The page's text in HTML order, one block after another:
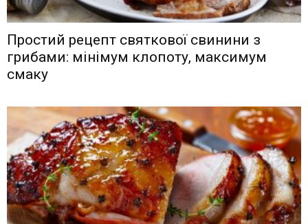
Простий рецепт святкової свинини з
грибами: мінімум клопоту, максимум
смаку